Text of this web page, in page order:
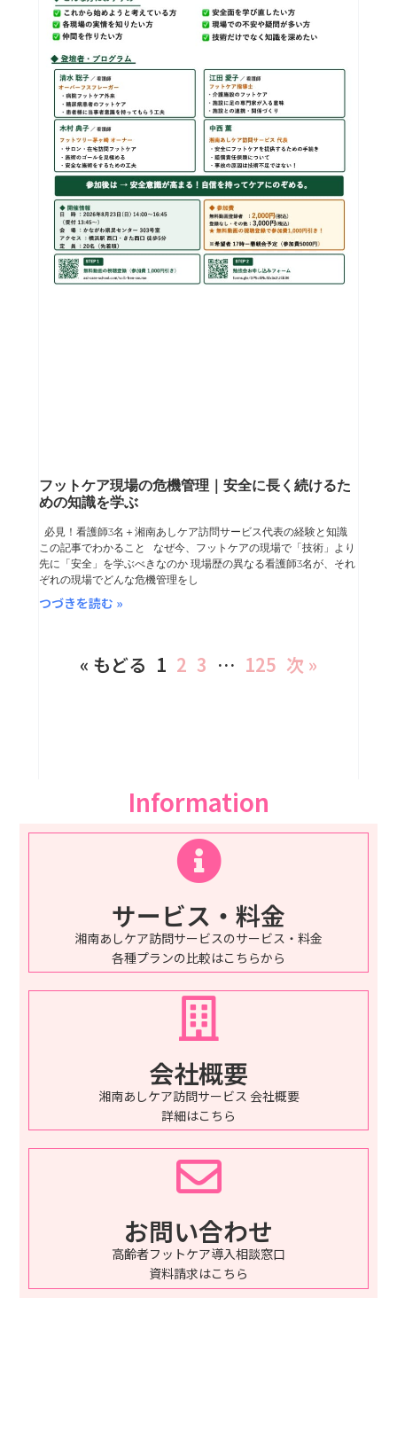
フットケア現場の危機管理｜安全に長く続けるた
めの知識を学ぶ
必見！看護師3名＋湘南あしケア訪問サービス代表の経験と知識
この記事でわかること なぜ今、フットケアの現場で「技術」より
先に「安全」を学ぶべきなのか 現場歴の異なる看護師3名が、それ
ぞれの現場でどんな危機管理をし
つづきを読む »
« もどる 1 2 3 … 125 次 »
Information
サービス・料金
湘南あしケア訪問サービスのサービス・料金
各種プランの比較はこちらから
会社概要
湘南あしケア訪問サービス 会社概要
詳細はこちら
お問い合わせ
高齢者フットケア導入相談窓口
資料請求はこちら